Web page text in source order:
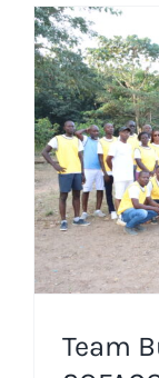
Team